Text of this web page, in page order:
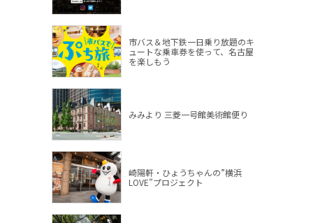
市バス＆地下鉄一日乗り放題のキ
ュートな乗車券を使って、名古屋
を楽しもう
みみより 三菱一号館美術館便り
崎陽軒・ひょうちゃんの”横浜
LOVE”プロジェクト